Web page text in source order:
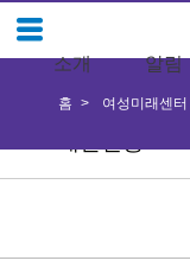
소개 알림
홈 여성미래센터